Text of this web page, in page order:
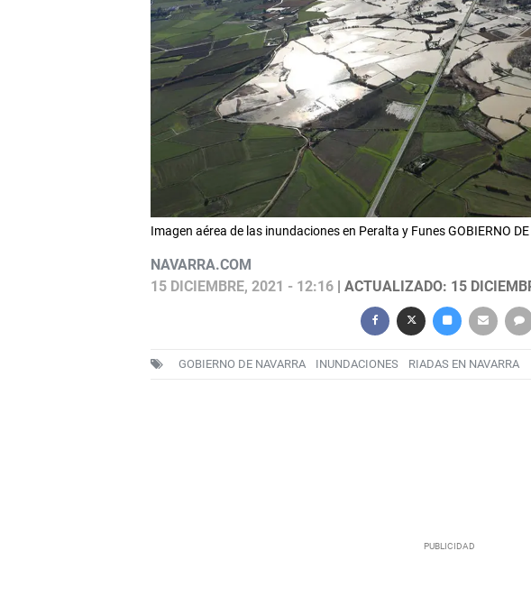
Imagen aérea de las inundaciones en Peralta y Funes GOBIERNO DE
NAVARRA.COM
15 DICIEMBRE, 2021 - 12:16| ACTUALIZADO: 15
GOBIERNO DE NAVARRA INUNDACIONES RIADAS EN NAVARRA